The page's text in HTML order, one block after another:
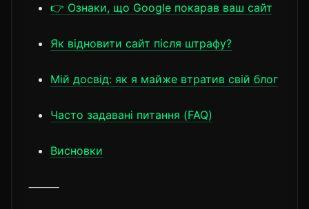
👉 Ознаки, що Google покарав ваш сайт
Як відновити сайт після штрафу?
Мій досвід: як я майже втратив свій блог
Часто задавані питання (FAQ)
Висновки
⸻